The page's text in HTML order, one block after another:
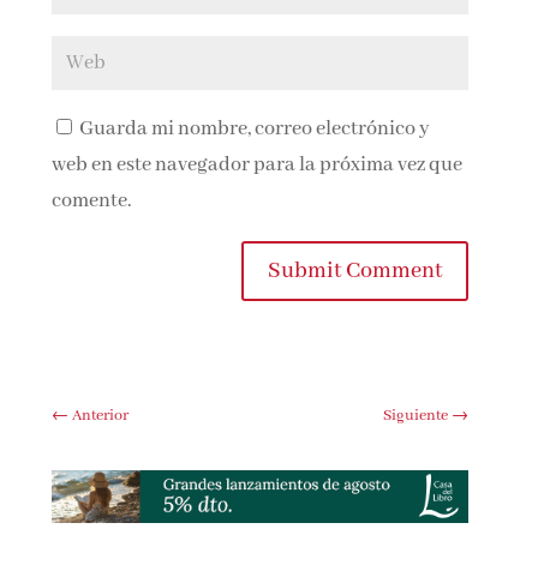
Guarda mi nombre, correo electrónico y
web en este navegador para la próxima vez que
comente.
Submit Comment
←Anterior Siguiente→